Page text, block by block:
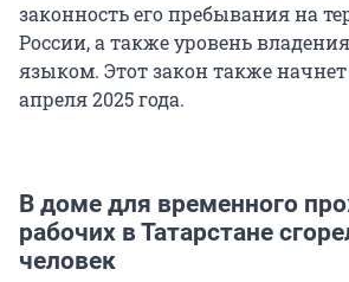
законность его пребывания на
России, а также уровень
языком. Этот закон также начнет
апреля 2025 года.
В доме для временного
рабочих в Татарстане
человек